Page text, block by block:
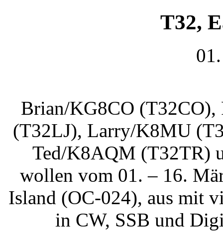
T32,
Brian/KG8CO (T32CO),
(T32LJ), Larry/K8MU
Ted/K8AQM (T32TR)
wollen vom 01. – 16.
Island (OC-024), aus mit
in CW, SSB und